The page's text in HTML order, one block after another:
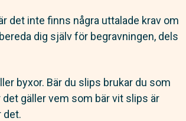
det inte finns några uttalade krav om
dig själv för begravningen, dels
byxor. Bär du slips brukar du som
det gäller vem som bär vit slips är
det.